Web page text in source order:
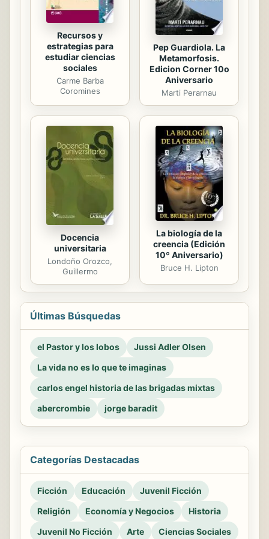
Recursos y
estrategias para
estudiar ciencias
sociales
Carme Barba
Coromines
Pep Guardiola. La
Metamorfosis.
Edicion Corner 10o
Aniversario
Marti Perarnau
Docencia
universitaria
Londoño Orozco,
Guillermo
La biología de la
creencia (Edición
10º Aniversario)
Bruce H. Lipton
Últimas Búsquedas
el Pastor y los lobos
Jussi Adler Olsen
La vida no es lo que te imaginas
carlos engel historia de las brigadas mixtas
abercrombie
jorge baradit
Categorías Destacadas
Ficción Educación
Juvenil Ficción
Religión
Economía y Negocios
Historia
Juvenil No Ficción
Arte Ciencias Sociales